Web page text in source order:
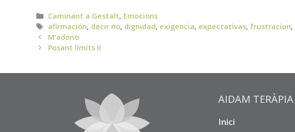
Categories
Caminant a Gestalt, Emocions
Etiquetes
afirmación, decir no, dignidad, exigencia, expectativas, frustracion,
M’adono
Posant límits II
AIDAM TERÀPIA
Inici